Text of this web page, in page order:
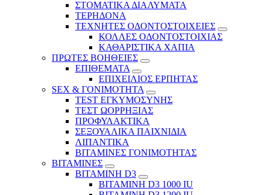
ΣΤΟΜΑΤΙΚΑ ΔΙΑΛΥΜΑΤΑ
ΤΕΡΗΔΟΝΑ
ΤΕΧΝΗΤΕΣ ΟΔΟΝΤΟΣΤΟΙΧΕΙΕΣ
ΚΟΛΛΕΣ ΟΔΟΝΤΟΣΤΟΙΧΙΑΣ
ΚΑΘΑΡΙΣΤΙΚΑ ΧΑΠΙΑ
ΠΡΩΤΕΣ ΒΟΗΘΕΙΕΣ
ΕΠΙΘΕΜΑΤΑ
ΕΠΙΧΕΙΛΙΟΣ ΕΡΠΗΤΑΣ
SEX & ΓΟΝΙΜΟΤΗΤΑ
TEST ΕΓΚΥΜΟΣΥΝΗΣ
ΤΕΣΤ ΩΟΡΡΗΞΙΑΣ
ΠΡΟΦΥΛΑΚΤΙΚΑ
ΣΕΞΟΥΑΛΙΚΑ ΠΑΙΧΝΙΔΙΑ
ΛΙΠΑΝΤΙΚΑ
ΒΙΤΑΜΙΝΕΣ ΓΟΝΙΜΟΤΗΤΑΣ
ΒΙΤΑΜΙΝΕΣ
ΒΙΤΑΜΙΝΗ D3
ΒΙΤΑΜΙΝΗ D3 1000 IU